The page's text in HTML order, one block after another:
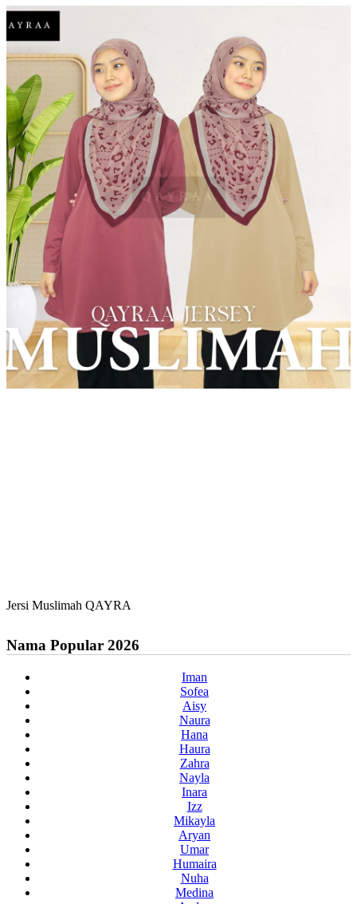
Jersi Muslimah QAYRA
Nama Popular 2026
Iman
Sofea
Aisy
Naura
Hana
Haura
Zahra
Nayla
Inara
Izz
Mikayla
Aryan
Umar
Humaira
Nuha
Medina